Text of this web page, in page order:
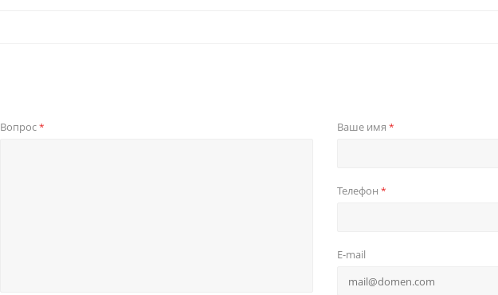
Вопрос* Ваше имя *
Телефон *
E-mail